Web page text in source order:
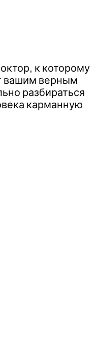
к которому
вашим верным
разбираться
карманную